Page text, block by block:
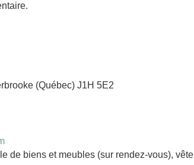
(Québec) J1H 5E2
de biens et meubles (sur rendez-vous),